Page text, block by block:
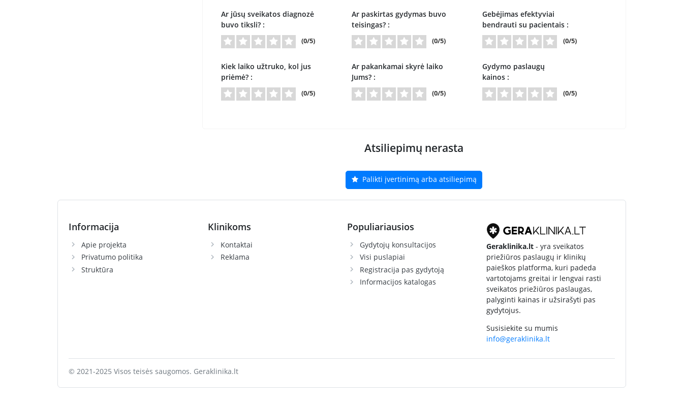
Ar jūsų sveikatos diagnozė
buvo tiksli? :
(0/5)
Ar paskirtas gydymas buvo
teisingas? :
(0/5)
Gebėjimas efektyviai
bendrauti su pacientais :
(0/5)
Kiek laiko užtruko, kol jus
priėmė? :
(0/5)
Ar pakankamai skyrė laiko
Jums? :
(0/5)
Gydymo paslaugų
kainos :
(0/5)
Atsiliepimų nerasta
Palikti įvertinimą arba atsiliepimą
Informacija
Apie projekta
Privatumo politika
Struktūra
Klinikoms
Kontaktai
Reklama
Populiariausios
Gydytojų konsultacijos
Visi puslapiai
Registracija pas gydytoją
Informacijos katalogas
Geraklinika.lt- yra sveikatos
priežiūros paslaugų ir klinikų
paieškos platforma, kuri padeda
vartotojams greitai ir lengvai rasti
sveikatos priežiūros paslaugas,
palyginti kainas ir užsirašyti pas
gydytojus.
Susisiekite su mumis
info@geraklinika.lt
© 2021-2025 Visos teisės saugomos. Geraklinika.lt